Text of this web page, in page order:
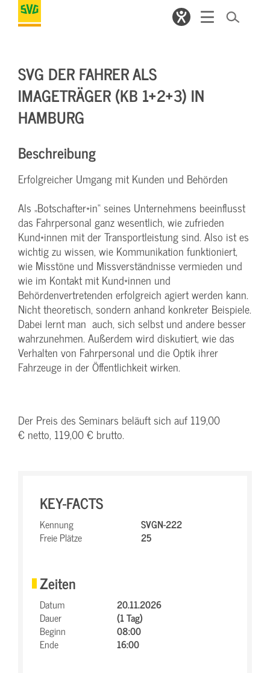
SVG DER FAHRER ALS
IMAGETRÄGER (KB 1+2+3) IN
HAMBURG
Beschreibung
Erfolgreicher Umgang mit Kunden und Behörden
Als „Botschafter*in“ seines Unternehmens beeinflusst
das Fahrpersonal ganz wesentlich, wie zufrieden
Kund*innen mit der Transportleistung sind. Also ist es
wichtig zu wissen, wie Kommunikation funktioniert,
wie Misstöne und Missverständnisse vermieden und
wie im Kontakt mit Kund*innen und
Behördenvertretenden erfolgreich agiert werden kann.
Nicht theoretisch, sondern anhand konkreter Beispiele.
Dabei lernt man auch, sich selbst und andere besser
wahrzunehmen. Außerdem wird diskutiert, wie das
Verhalten von Fahrpersonal und die Optik ihrer
Fahrzeuge in der Öffentlichkeit wirken.
Der Preis des Seminars beläuft sich auf 119,00
€ netto, 119,00 € brutto.
KEY-FACTS
Kennung
SVGN-222
Freie Plätze
25
Zeiten
Datum
20.11.2026
Dauer
(1 Tag)
Beginn
08:00
Ende
16:00